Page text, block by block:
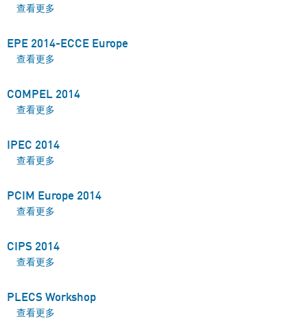
查看更多
EPE 2014-ECCE Europe
查看更多
COMPEL 2014
查看更多
IPEC 2014
查看更多
PCIM Europe 2014
查看更多
CIPS 2014
查看更多
PLECS Workshop
查看更多